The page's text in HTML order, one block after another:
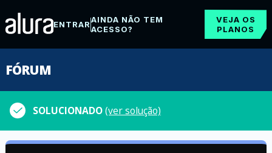
ENTRARAINDA NÃO TEM
ACESSO?
VEJA OS
PLANOS
FÓRUM
SOLUCIONADO(ver solução)